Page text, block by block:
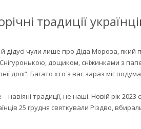
традиції
й дідусі чули лише про Діда Мороза,
дощиком, сніжинками з
долі”. Багато хто з вас зараз міг
традиції, не наші. Новій рік
25 грудня святкували Різдво,